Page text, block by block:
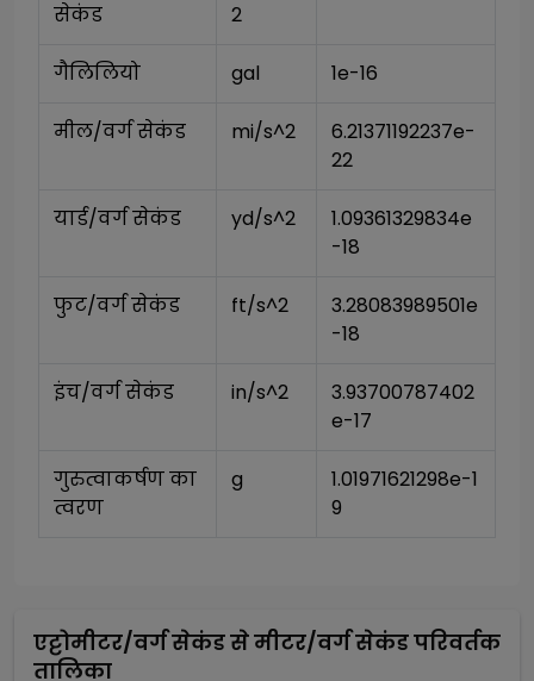
सेकंड
2
गैलिलियो gal 1e-16
मील/वर्ग सेकंड mi/s^2
6.21371192237e-
22
यार्ड/वर्ग सेकंड yd/s^2
1.09361329834e
-18
फुट/वर्ग सेकंड ft/s^2
3.28083989501e
-18
इंच/वर्ग सेकंड in/s^2
3.93700787402
e-17
गुरुत्वाकर्षण का
त्वरण
g
1.01971621298e-1
9
एट्टोमीटर/वर्ग सेकंडसेमीटर/वर्ग सेकंडपरिवर्तक
तालिका